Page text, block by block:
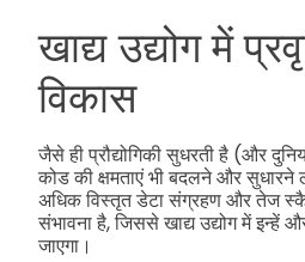
खाद्य उद्योग में
विकास
जैसे ही प्रौद्योगिकी सुधरती है (और
कोड की क्षमताएं भी बदलने और सुधारने
अधिक विस्तृत डेटा संग्रहण और तेज
संभावना है, जिससे खाद्य उद्योग में इन्हें
जाएगा।